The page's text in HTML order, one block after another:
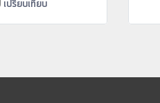
เปรียบเทียบ